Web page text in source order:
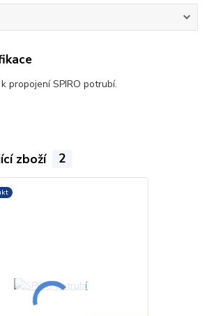
propojení SPIRO potrubí.
zboží 2